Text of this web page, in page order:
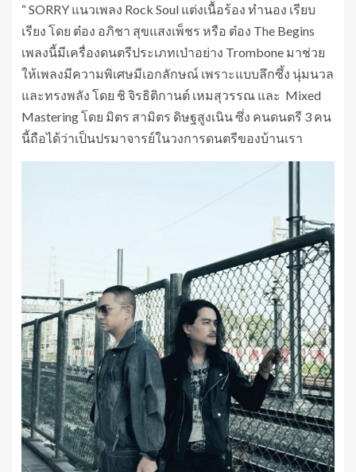
“ SORRY แนวเพลง Rock Soul แต่งเนื้อร้อง ทำนอง เรียบ
เรียง โดย ต๋อง อภิชา สุขแสงเพ็ชร หรือ ต๋อง The Begins
เพลงนี้มีเครื่องดนตรีประเภทเป่าอย่าง Trombone มาช่วย
ให้เพลงมีความพิเศษมีเอกลักษณ์ เพราะแบบลึกซึ้ง นุ่มนวล
และทรงพลัง โดย ชิ จิรธิติกานต์ เหมสุวรรณ และ Mixed
Mastering โดย มิตร สามิตร ดิษฐสูงเนิน ซึ่ง คนดนตรี 3 คน
นี้ถือได้ว่าเป็นปรมาจารย์ในวงการดนตรีของบ้านเรา